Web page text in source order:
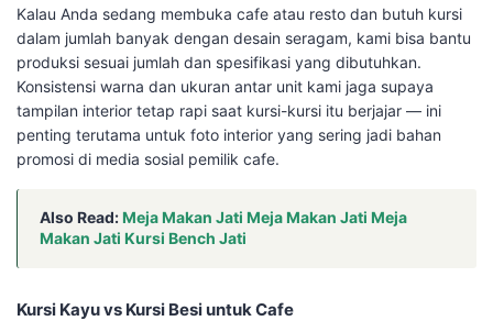
Kalau Anda sedang membuka cafe atau resto dan butuh kursi
dalam jumlah banyak dengan desain seragam, kami bisa bantu
produksi sesuai jumlah dan spesifikasi yang dibutuhkan.
Konsistensi warna dan ukuran antar unit kami jaga supaya
tampilan interior tetap rapi saat kursi-kursi itu berjajar — ini
penting terutama untuk foto interior yang sering jadi bahan
promosi di media sosial pemilik cafe.
Also Read:Meja Makan Jati Meja Makan Jati Meja
Makan Jati Kursi Bench Jati
Kursi Kayu vs Kursi Besi untuk Cafe